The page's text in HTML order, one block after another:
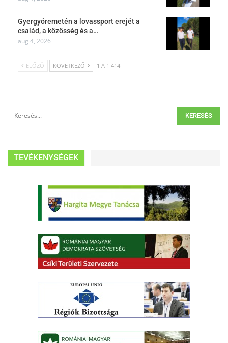
Gyergyóremetén a lovassport erejét a
család, a közösség és a…
aug 4, 2026
ELŐZŐ KÖVETKEZŐ 1 A 1 414
TEVÉKENYSÉGEK